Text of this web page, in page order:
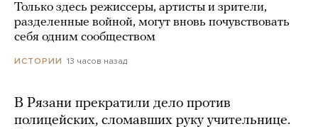
Только здесь режиссеры, артисты и зрители,
разделенные войной, могут вновь почувствовать
себя одним сообществом
ИСТОРИИ 13 часов назад
В Рязани прекратили дело против
полицейских, сломавших руку учительнице.